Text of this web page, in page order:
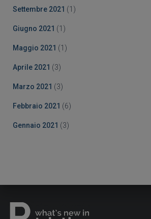
Settembre 2021 (1)
Giugno 2021 (1)
Maggio 2021 (1)
Aprile 2021 (3)
Marzo 2021 (3)
Febbraio 2021 (6)
Gennaio 2021 (3)